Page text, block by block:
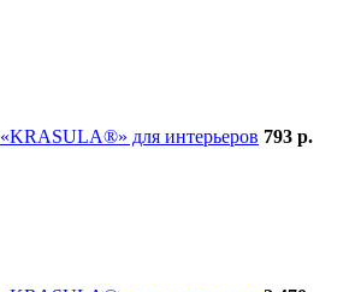
«KRASULA®» для интерьеров 793 р.